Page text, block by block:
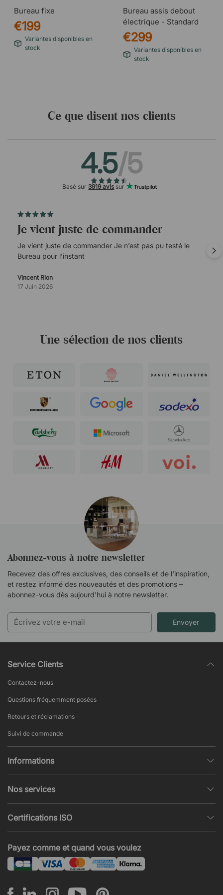
Bureau fixe
€199
Variantes disponibles en
stock
Bureau assis debout
électrique - Standard
€299
Variantes disponibles en
stock
Ce que disent nos clients
4.5/5
Basé sur 3919 avis sur
Je vient juste de commander
Je vient juste de commander Je n’est pas pu testé le
Bureau pour l’instant
Vincent Rion
17 Juin 2026
Une sélection de nos clients
Abonnez-vous à notre newsletter
Recevez des offres exclusives, des conseils et de l'inspiration,
et restez informé des nouveautés et des promotions –
abonnez-vous dès aujourd’hui à notre newsletter.
Envoyer
Service Clients
Contactez-nous
Questions fréquemment posées
Retours et réclamations
Suivi de commande
Informations
Pages populaires
Nos services
Montage
Payez comme et quand vous voulez
Certifications ISO
ISO 14001
ISO 45001